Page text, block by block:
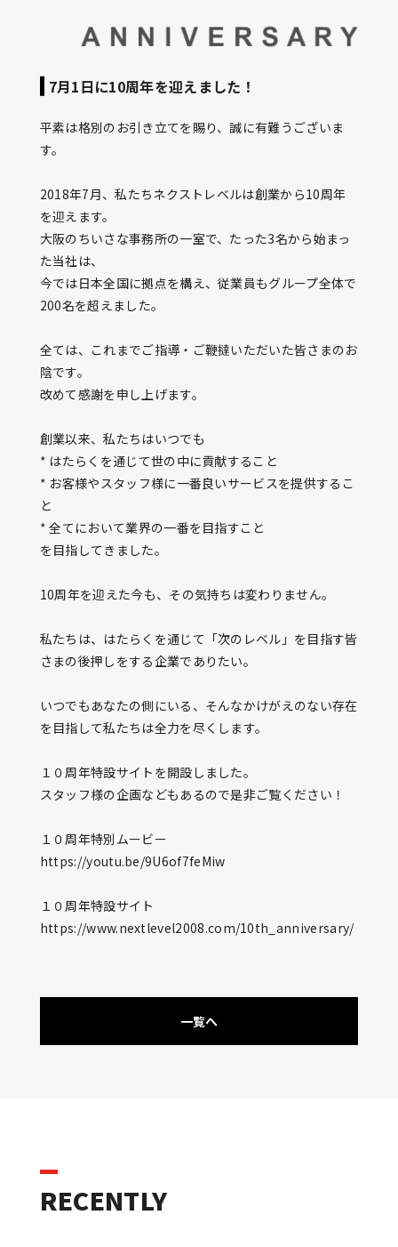
7月1日に10周年を迎えました！
平素は格別のお引き立てを賜り、誠に有難うございま
す。
2018年7月、私たちネクストレベルは創業から10周年
を迎えます。
大阪のちいさな事務所の一室で、たった3名から始まっ
た当社は、
今では日本全国に拠点を構え、従業員もグループ全体で
200名を超えました。
全ては、これまでご指導・ご鞭撻いただいた皆さまのお
陰です。
改めて感謝を申し上げます。
創業以来、私たちはいつでも
* はたらくを通じて世の中に貢献すること
* お客様やスタッフ様に一番良いサービスを提供するこ
と
* 全てにおいて業界の一番を目指すこと
を目指してきました。
10周年を迎えた今も、その気持ちは変わりません。
私たちは、はたらくを通じて「次のレベル」を目指す皆
さまの後押しをする企業でありたい。
いつでもあなたの側にいる、そんなかけがえのない存在
を目指して私たちは全力を尽くします。
１０周年特設サイトを開設しました。
スタッフ様の企画などもあるので是非ご覧ください！
１０周年特別ムービー
https://youtu.be/9U6of7feMiw
１０周年特設サイト
https://www.nextlevel2008.com/10th_anniversary/
一覧へ
RECENTLY